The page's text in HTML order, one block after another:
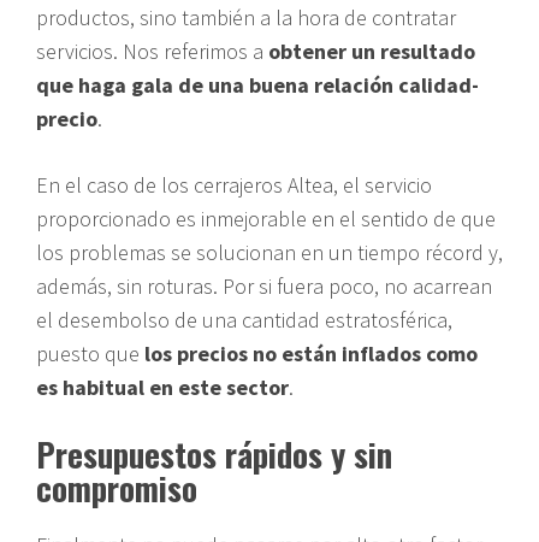
productos, sino también a la hora de contratar
servicios. Nos referimos a obtener un resultado
que haga gala de una buena relación calidad-
precio.
En el caso de los cerrajeros Altea, el servicio
proporcionado es inmejorable en el sentido de que
los problemas se solucionan en un tiempo récord y,
además, sin roturas. Por si fuera poco, no acarrean
el desembolso de una cantidad estratosférica,
puesto que los precios no están inflados como
es habitual en este sector.
Presupuestos rápidos y sin
compromiso